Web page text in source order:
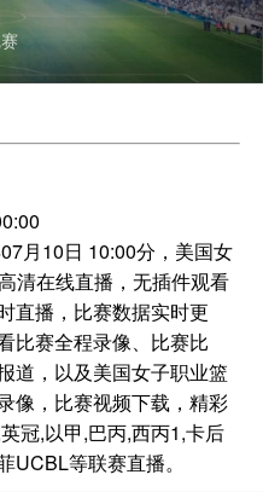
月10日 10:00分，美国女
清在线直播，无插件观看
直播，比赛数据实时更
比赛全程录像、比赛比
道，以及美国女子职业篮
像，比赛视频下载，精彩
冠,以甲,巴丙,西丙1,卡后
UCBL等联赛直播。